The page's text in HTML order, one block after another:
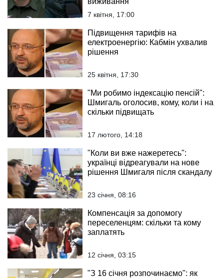
7 квітня, 17:00
Підвищення тарифів на
електроенергію: Кабмін ухвалив
рішення
25 квітня, 17:30
"Ми робимо індексацію пенсій":
Шмигаль оголосив, кому, коли і на
скільки підвищать
17 лютого, 14:18
"Коли ви вже нажеретесь":
українці відреагували на нове
рішення Шмигаля після скандалу
23 січня, 08:16
Компенсація за допомогу
переселенцям: скільки та кому
заплатять
12 січня, 03:15
"З 16 січня розпочинаємо": як